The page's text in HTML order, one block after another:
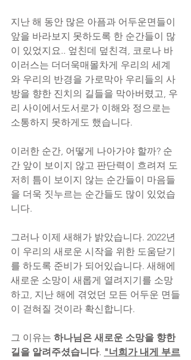
지난 해 동안 많은 아픔과 어두운면들이
앞을 바라보지 못하도록 한 순간들이 많
이 있었지요.. 엎친데 덮친격, 코로나 바
이러스는 더더욱매몰차게 우리의 세계
와 우리의 반경을 가로막아 우리들의 사
방을 향한 진치의 길들을 막아버렸고, 우
리 사이에서도서로가 이해와 정으로는
소통하지 못하게도 했습니다.
이러한 순간, 어떻게 나아가야 할까? 순
간 앞이 보이지 않고 판단력이 흐려져 도
저히 틈이 보이지 않는 순간들이 마음들
을 더욱 짓누르는 순간들도 많이 있었습
니다.
그러나 이제 새해가 밝았습니다. 2022년
이 우리의 새로운 시작을 위한 도움닫기
를 하도록 준비가 되어있습니다. 새해에
새로운 소망이 새롭게 열려지기를 소망
하고, 지난 해에 겪었던 모든 어두운 면들
이 걷혀질 것이라 확신합니다.
그 이유는 하나님은 새로운 소망을 향한
길을 알려주셨습니다. "너희가 내게 부르